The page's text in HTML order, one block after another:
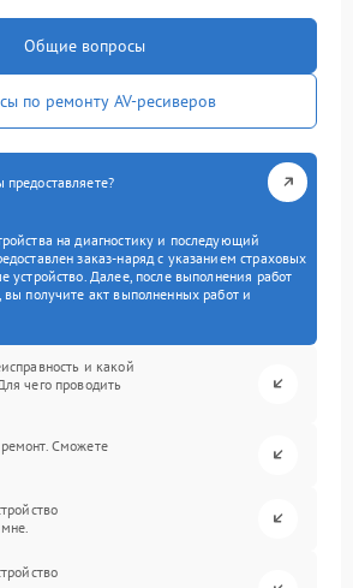
Общие вопросы
по ремонту AV-ресиверов
на диагностику и последующий
заказ-наряд с указанием страховых
устройство. Далее, после выполнения работ
вы получите акт выполненных работ и
и какой
чего проводить
Сможете